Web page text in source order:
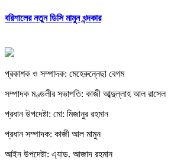
বরিশালের নতুন ডিসি মামুন খন্দকার
প্রকাশক ও সম্পাদক: মেহেরুন্নেছা বেগম
সম্পাদক মণ্ডলীর সভাপতি: কাজী আব্দুল্লাহ আল রাসেল
প্রধান উপদেষ্টা: মো: মিজানুর রহমান
প্রধান সম্পাদক: কাজী আল মামুন
আইন উপদেষ্টা: এ্যাড. আজাদ রহমান